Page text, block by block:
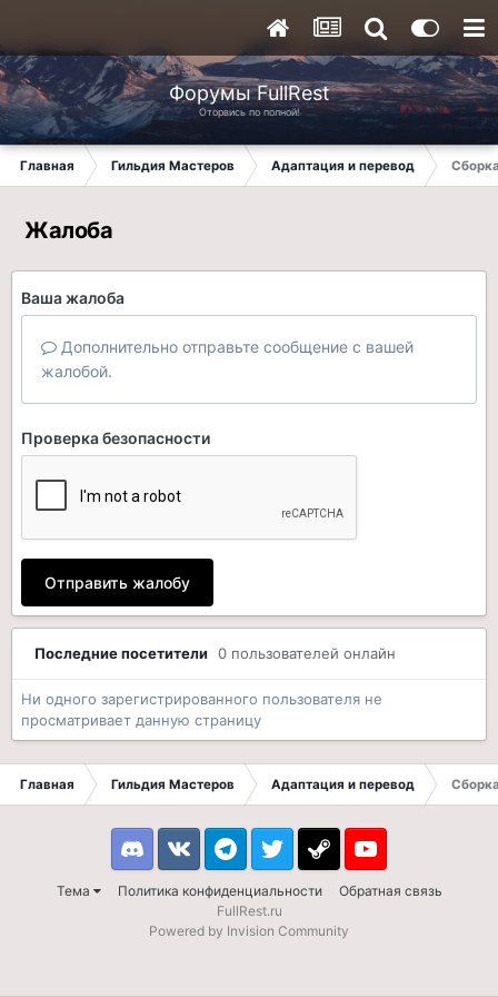
Форумы FullRest
Оторвись по полной!
Главная Гильдия Мастеров Адаптация и перевод
Жалоба
Ваша жалоба
Дополнительно отправьте сообщение с вашей
жалобой.
Проверка безопасности
Отправить жалобу
Последние посетители 0 пользователей онлайн
Ни одного зарегистрированного пользователя не
просматривает данную страницу
Главная Гильдия Мастеров Адаптация и перевод
Тема Политика конфиденциальности Обратная связь
DiscordVK TelegramTwitter Steam Youtube
FullRest.ru
Powered by Invision Community